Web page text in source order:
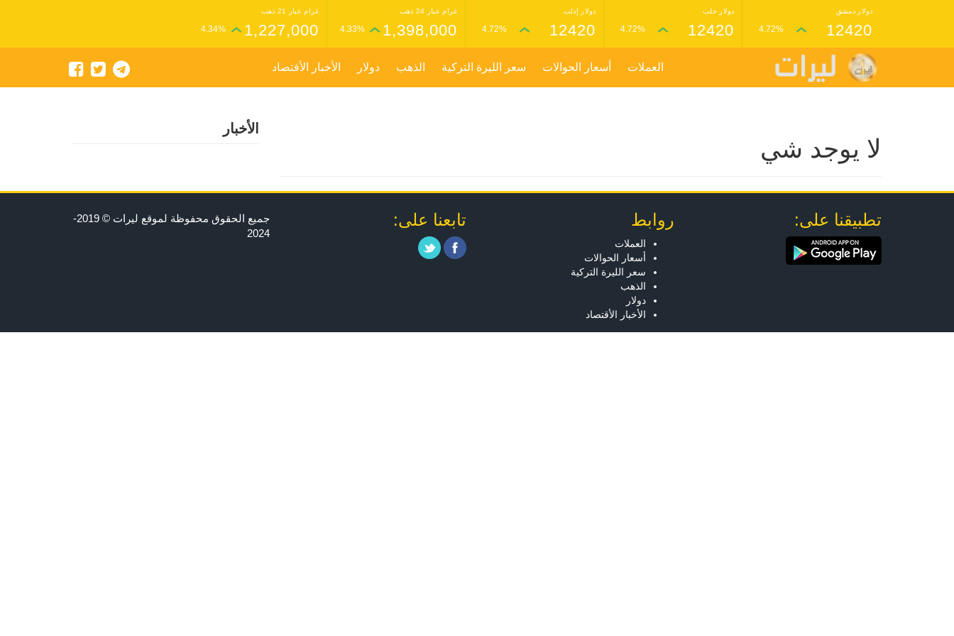
دولار دمشق
12420
4.72%
دولار حلب
12420
4.72%
دولار إدلب
12420
4.72%
غرام عيار 24 ذهب
1,398,000
4.33%
غرام عيار 21 ذهب
1,227,000
4.34%
العملات أسعار الحوالات سعر الليرة التركية الذهب دولار الأخبار الأقتصاد
لا يوجد شي
الأخبار
تطبيقنا على: روابط
العملات
أسعار الحوالات
سعر الليرة التركية
الذهب
دولار
الأخبار الأقتصاد
تابعنا على:
جميع الحقوق محفوظة لموقع ليرات © 2019-
2024